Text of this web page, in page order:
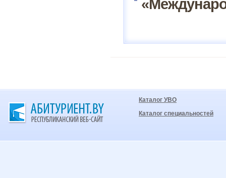
Каталог УВО
Каталог специальностей